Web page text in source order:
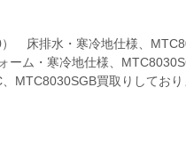
床排水・寒冷地仕様、
・寒冷地仕様、
MTC8030SGB買取りしており